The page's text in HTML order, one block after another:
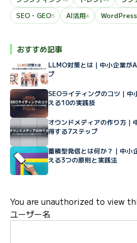
SEO・GEO5 AI活用4 WordPress
おすすめ記事
LLMO対策とは｜中小企業が
プ
SEOライティングのコツ｜中
える10の実践技
オウンドメディアの作り方｜
得する7ステップ
蓄積型発信とは何か？｜中小
える3つの原則と実践法
You are unauthorized to view
ユーザー名